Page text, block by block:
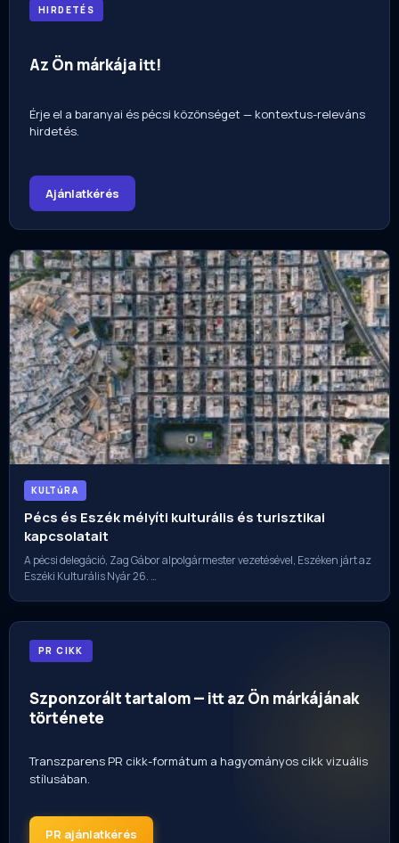
HIRDETÉS
Az Ön márkája itt!
Érje el a baranyai és pécsi közönséget — kontextus-releváns
hirdetés.
Ajánlatkérés
KULTúRA
Pécs és Eszék mélyíti kulturális és turisztikai
kapcsolatait
A pécsi delegáció, Zag Gábor alpolgármester vezetésével, Eszéken járt az
Eszéki Kulturális Nyár 26. …
PR CIKK
Szponzorált tartalom — itt az Ön márkájának
története
Transzparens PR cikk-formátum a hagyományos cikk vizuális
stílusában.
PR ajánlatkérés